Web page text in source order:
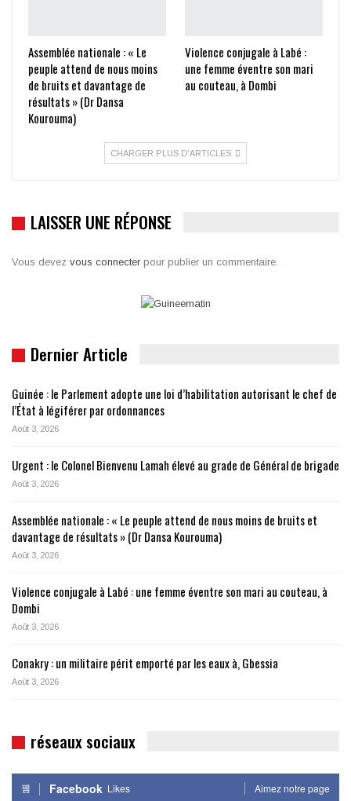
Assemblée nationale : « Le
peuple attend de nous moins
de bruits et davantage de
résultats » (Dr Dansa
Kourouma)
Violence conjugale à Labé :
une femme éventre son mari
au couteau, à Dombi
CHARGER PLUS D'ARTICLES
LAISSER UNE RÉPONSE
Vous devez vous connecter pour publier un commentaire.
Dernier Article
Guinée : le Parlement adopte une loi d’habilitation autorisant le chef de
l’État à légiférer par ordonnances
Août 3, 2026
Urgent : le Colonel Bienvenu Lamah élevé au grade de Général de brigade
Août 3, 2026
Assemblée nationale : « Le peuple attend de nous moins de bruits et
davantage de résultats » (Dr Dansa Kourouma)
Août 3, 2026
Violence conjugale à Labé : une femme éventre son mari au couteau, à
Dombi
Août 3, 2026
Conakry : un militaire périt emporté par les eaux à, Gbessia
Août 3, 2026
réseaux sociaux
Facebook Likes Aimez notre page